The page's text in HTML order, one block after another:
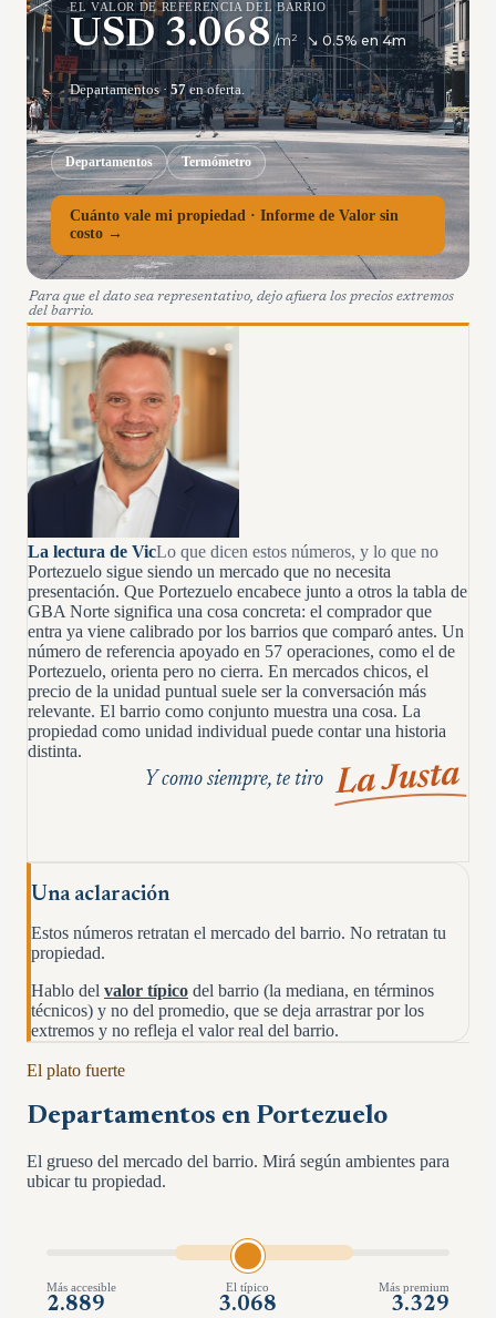
EL VALOR DE REFERENCIA DEL BARRIO
USD 3.068/m² ↘ 0.5% en 4m
Departamentos· 57en oferta.
Departamentos Termómetro
Cuánto vale mi propiedad · Informe de Valor sin
costo →
Para que el dato sea representativo, dejo afuera los precios extremos
del barrio.
La lectura de VicLo que dicen estos números, y lo que no
Portezuelo sigue siendo un mercado que no necesita
presentación. Que Portezuelo encabece junto a otros la tabla de
GBA Norte significa una cosa concreta: el comprador que
entra ya viene calibrado por los barrios que comparó antes. Un
número de referencia apoyado en 57 operaciones, como el de
Portezuelo, orienta pero no cierra. En mercados chicos, el
precio de la unidad puntual suele ser la conversación más
relevante. El barrio como conjunto muestra una cosa. La
propiedad como unidad individual puede contar una historia
distinta.
Y como siempre, te tiro La Justa
Una aclaración
Estos números retratan el mercado del barrio. No retratan tu
propiedad.
Hablo del valor típico del barrio (la mediana, en términos
técnicos) y no del promedio, que se deja arrastrar por los
extremos y no refleja el valor real del barrio.
El plato fuerte
Departamentos en Portezuelo
El grueso del mercado del barrio. Mirá según ambientes para
ubicar tu propiedad.
Más accesible
2.889
El típico
3.068
Más premium
3.329